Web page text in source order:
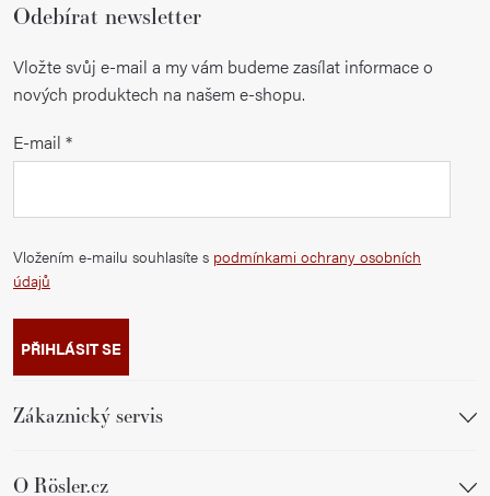
Odebírat newsletter
Vložte svůj e-mail a my vám budeme zasílat informace o
nových produktech na našem e-shopu.
E-mail
Vložením e-mailu souhlasíte s podmínkami ochrany osobních
údajů
PŘIHLÁSIT SE
Zákaznický servis
O Rösler.cz